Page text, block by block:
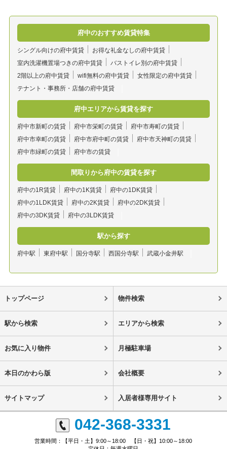
府中のおすすめ賃貸特集
シングル向けの府中賃貸
お得な礼金なしの府中賃貸
室内洗濯機置場つきの府中賃貸
バストイレ別の府中賃貸
2階以上の府中賃貸
wifi無料の府中賃貸
女性限定の府中賃貸
テナント・事務所・店舗の府中賃貸
府中エリアから賃貸を探す
府中市新町の賃貸 府中市栄町の賃貸
府中市寿町の賃貸
府中市幸町の賃貸
府中市府中町の賃貸
府中市天神町の賃貸
府中市緑町の賃貸
府中市の賃貸
間取りから府中の賃貸を探す
府中の1R賃貸 府中の1K賃貸
府中の1DK賃貸
府中の1LDK賃貸
府中の2K賃貸
府中の2DK賃貸
府中の3DK賃貸
府中の3LDK賃貸
駅から探す
府中駅 東府中駅 国分寺駅 西国分寺駅 武蔵小金井駅
トップページ 物件検索
駅から検索 エリアから検索
お気に入り物件 月極駐車場
本日のかわら版 会社概要
サイトマップ 入居者様専用サイト
042-368-3331
営業時間：【平日・土】9:00～18:00 【日・祝】10:00～18:00